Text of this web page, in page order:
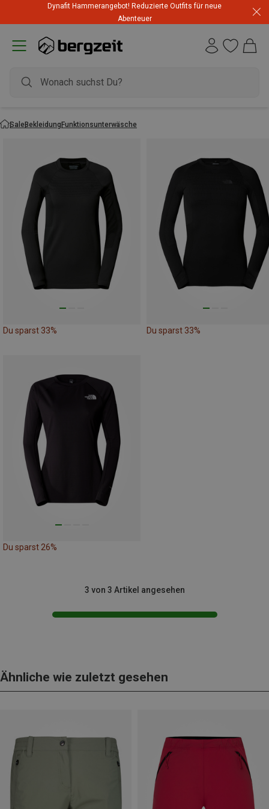
Dynafit Hammerangebot! Reduzierte Outfits für neue
Abenteuer
SaleBekleidungFunktionsunterwäsche
Du sparst 33% Du sparst 33%
Du sparst 26%
3 von 3 Artikel angesehen
Ähnliche wie zuletzt gesehen